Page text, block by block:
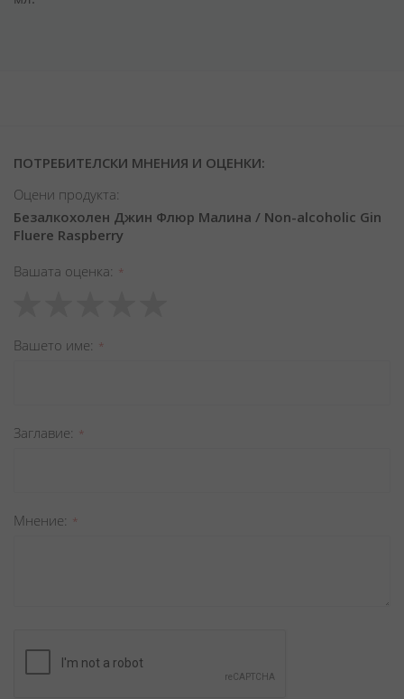
ПОТРЕБИТЕЛСКИ МНЕНИЯ И ОЦЕНКИ:
Оцени продукта:
Безалкохолен Джин Флюр Малина / Non-alcoholic Gin
Fluere Raspberry
Вашата оценка
star
stars
stars
stars
stars
Вашето име
Заглавиe
Мнение